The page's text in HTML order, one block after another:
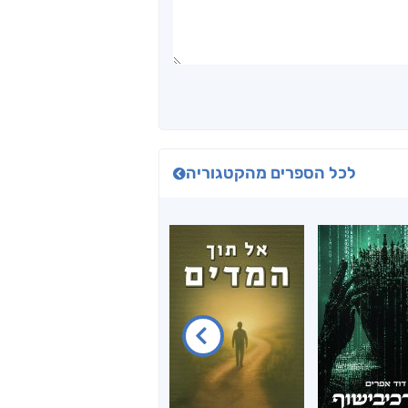
לכל הספרים מהקטגוריה